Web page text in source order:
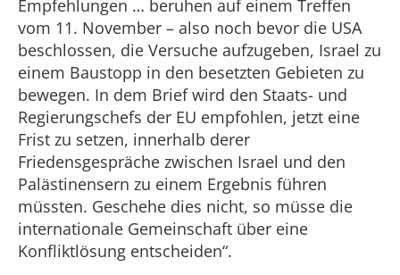
Empfehlungen … beruhen auf einem Treffen
vom 11. November – also noch bevor die USA
beschlossen, die Versuche aufzugeben, Israel zu
einem Baustopp in den besetzten Gebieten zu
bewegen. In dem Brief wird den Staats- und
Regierungschefs der EU empfohlen, jetzt eine
Frist zu setzen, innerhalb derer
Friedensgespräche zwischen Israel und den
Palästinensern zu einem Ergebnis führen
müssten. Geschehe dies nicht, so müsse die
internationale Gemeinschaft über eine
Konfliktlösung entscheiden“.